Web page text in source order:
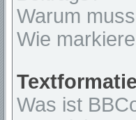
Warum
Wie
Was ist